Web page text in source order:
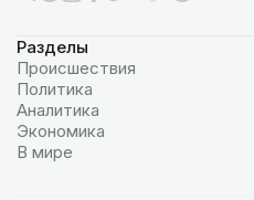
Разделы
Происшествия
Политика
Аналитика
Экономика
В мире